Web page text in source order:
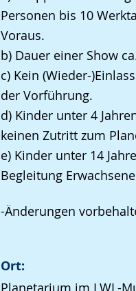
Personen bis 10
Voraus.
b) Dauer einer Show
c) Kein (Wieder-
der Vorführung.
d) Kinder unter 4
keinen Zutritt zum
e) Kinder unter 14
Begleitung
-Änderungen
Ort:
Planetarium im LWL-